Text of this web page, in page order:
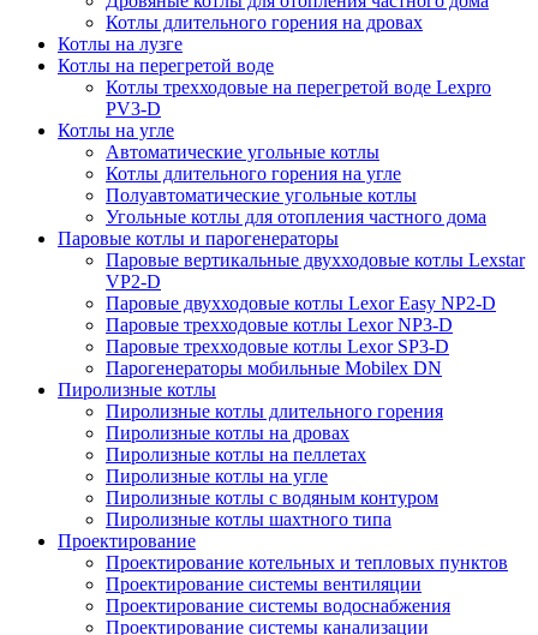
Котлы длительного горения на дровах
Котлы на лузге
Котлы на перегретой воде
Котлы трехходовые на перегретой воде Lexpro
PV3-D
Котлы на угле
Автоматические угольные котлы
Котлы длительного горения на угле
Полуавтоматические угольные котлы
Угольные котлы для отопления частного дома
Паровые котлы и парогенераторы
Паровые вертикальные двухходовые котлы Lexstar
VP2-D
Паровые двухходовые котлы Lexor Easy NP2-D
Паровые трехходовые котлы Lexor NP3-D
Паровые трехходовые котлы Lexor SP3-D
Парогенераторы мобильные Mobilex DN
Пиролизные котлы
Пиролизные котлы длительного горения
Пиролизные котлы на дровах
Пиролизные котлы на пеллетах
Пиролизные котлы на угле
Пиролизные котлы с водяным контуром
Пиролизные котлы шахтного типа
Проектирование
Проектирование котельных и тепловых пунктов
Проектирование системы вентиляции
Проектирование системы водоснабжения
Проектирование системы канализации